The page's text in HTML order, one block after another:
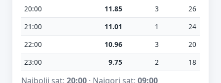
20:00
11.85 3
26
21:00
11.01 1
24
22:00
10.96 3
20
23:00
9.75 2 18
Najbolji sat: 20:00· Najgori sat: 09:00